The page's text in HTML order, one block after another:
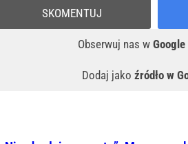
Obserwuj nas w Google
Dodaj jako źródło w
SKOMENTUJ